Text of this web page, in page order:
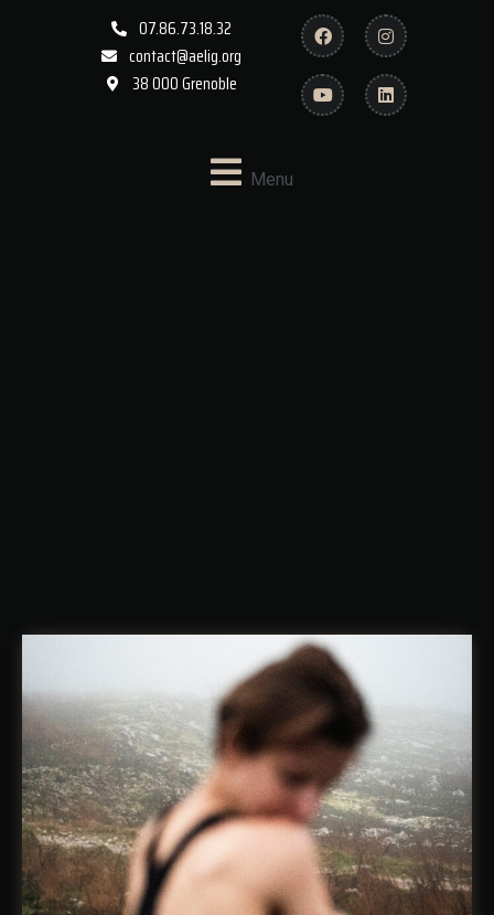
07.86.73.18.32
contact@aelig.org
38 000 Grenoble
Menu